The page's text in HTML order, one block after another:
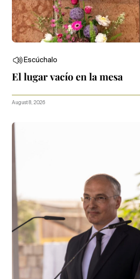
Escúchalo
El lugar vacío en la mesa
August 8, 2026